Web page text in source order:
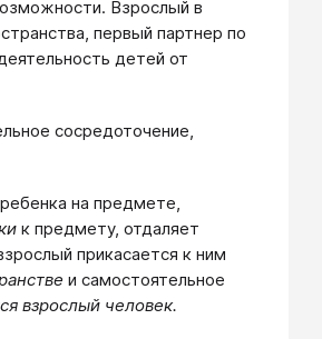
Взрослый в
первый партнер по
детей от
сосредоточение,
на предмете,
к предмету, отдаляет
прикасается к ним
и самостоятельное
взрослый человек.